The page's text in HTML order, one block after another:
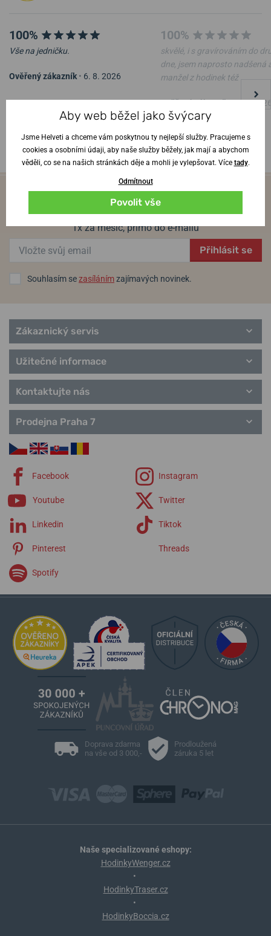
100%
Vše na jedničku.
Ověřený zákazník • 6. 8. 2026
100%
skvělé, i s gravírováním do
dne, jsem naprosto nadšená
manžel z hodinek též
Ověřený zákazník•4. 8.
Novinky ze světa hodinek budete vědět jako
první
1x za měsíc, přímo do e-mailu
Přihlásit se
Souhlasím sezasílánímzajímavých novinek.
Zákaznický servis
Užitečné informace
Kontaktujte nás
Prodejna Praha 7
Facebook Instagram
Youtube Twitter
Linkedin Tiktok
Pinterest Threads
Spotify
Doprava zdarma
na vše od 3 000,-
Prodloužená
záruka 5 let
Naše specializované eshopy:
HodinkyWenger.cz
•
HodinkyTraser.cz
•
HodinkyBoccia.cz
Aby web běžel jako švýcary
Jsme Helveti a chceme vám poskytnou ty nejlepší služby. Pracujeme s
cookies a osobními údaji, aby naše služby běžely, jak mají a abychom
věděli, co se na našich stránkách děje a mohli je vylepšovat. Více tady.
Odmítnout
Povolit vše